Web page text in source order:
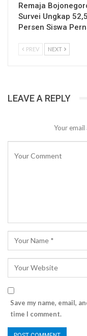
Remaja
Survei Ungkap 52,5
Persen Siswa
PREV NEXT
LEAVE A REPLY
Your
Save my name, email,
time I comment.